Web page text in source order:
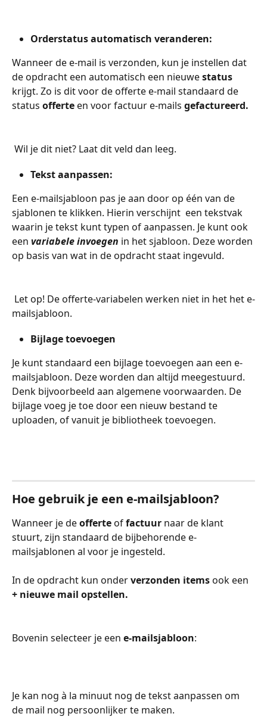
Orderstatus automatisch veranderen:
Wanneer de e-mail is verzonden, kun je instellen dat
de opdracht een automatisch een nieuwe status
krijgt. Zo is dit voor de offerte e-mail standaard de
status offerte en voor factuur e-mails gefactureerd.
Wil je dit niet? Laat dit veld dan leeg.
Tekst aanpassen:
Een e-mailsjabloon pas je aan door op één van de
sjablonen te klikken. Hierin verschijnt  een tekstvak
waarin je tekst kunt typen of aanpassen. Je kunt ook
een variabele invoegen in het sjabloon. Deze worden
op basis van wat in de opdracht staat ingevuld.
mailsjabloon.
Bijlage toevoegen
Je kunt standaard een bijlage toevoegen aan een e-
mailsjabloon. Deze worden dan altijd meegestuurd.
Denk bijvoorbeeld aan algemene voorwaarden. De
bijlage voeg je toe door een nieuw bestand te
uploaden, of vanuit je bibliotheek toevoegen.
Hoe gebruik je een e-mailsjabloon?
Wanneer je de offerte of factuur naar de klant
stuurt, zijn standaard de bijbehorende e-
mailsjablonen al voor je ingesteld.
In de opdracht kun onder verzonden items ook een
+ nieuwe mail opstellen.
Bovenin selecteer je een e-mailsjabloon:
Je kan nog à la minuut nog de tekst aanpassen om
de mail nog persoonlijker te maken.